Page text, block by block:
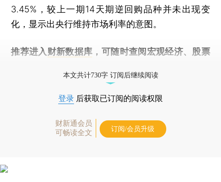
3.45%，较上一期14天期逆回购品种并未出现变
化，显示出央行维持市场利率的意图。
推荐进入 财新数据库 ，可随时查阅宏观经济、股票
本文共计730字 订阅后继续阅读
登录 后获取已订阅的阅读权限
财新通会员
可畅读全文
订阅/会员升级